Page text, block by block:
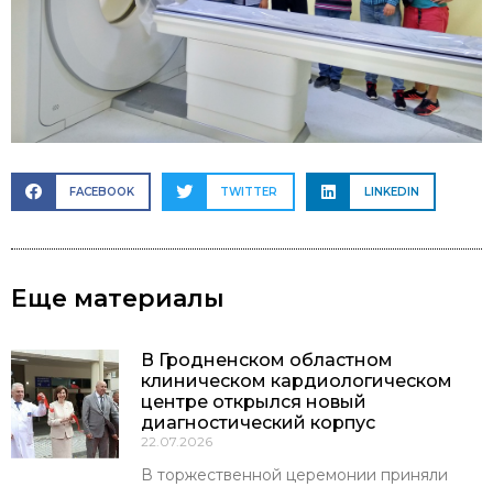
FACEBOOK TWITTER LINKEDIN
Еще материалы
В Гродненском областном
клиническом кардиологическом
центре открылся новый
диагностический корпус
22.07.2026
В торжественной церемонии приняли